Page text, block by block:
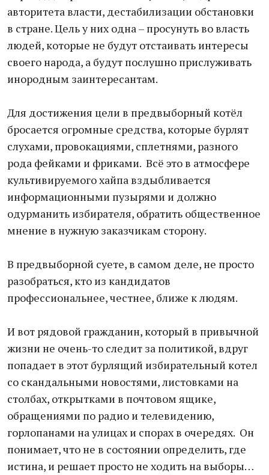
авторитета власти, дестабилизации обстановки
в стране. Цель у них одна – просунуть во власть
людей, которые не будут отстаивать интересы
своего народа, а будут послушно прислуживать
инородным заинтересантам.
Для достижения цели в предвыборный котёл
бросается огромные средства, которые бурлят
слухами, провокациями, сплетнями, разного
рода фейками и фриками. Всё это в атмосфере
культивируемого хайпа вздыбливается
информационными пузырями и должно
одурманить избирателя, обратить общественное
мнение в нужную заказчикам сторону.
В предвыборной суете, в самом деле, не просто
разобраться, кто из кандидатов
профессиональнее, честнее, ближе к людям.
И вот рядовой гражданин, который в привычной
жизни не очень-то следит за политикой, вдруг
попадает в этот бурлящий избирательный котел
со скандальными новостями, листовками на
столбах, открытками в почтовом ящике,
обращениями по радио и телевидению,
горлопанами на улицах и спорах в очередях. Он
понимает, что не в состоянии определить, где
истина, и решает просто не ходить на выборы…